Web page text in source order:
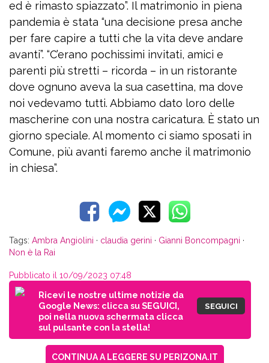
ed è rimasto spiazzato”. Il matrimonio in piena
pandemia è stata “una decisione presa anche
per fare capire a tutti che la vita deve andare
avanti”. “C’erano pochissimi invitati, amici e
parenti più stretti – ricorda – in un ristorante
dove ognuno aveva la sua casettina, ma dove
noi vedevamo tutti. Abbiamo dato loro delle
mascherine con una nostra caricatura. È stato un
giorno speciale. Al momento ci siamo sposati in
Comune, più avanti faremo anche il matrimonio
in chiesa”.
Tags: Ambra Angiolini · claudia gerini · Gianni Boncompagni ·
Non è la Rai
Pubblicato il 10/09/2023 07:48
Ricevi le nostre ultime notizie da
Google News: clicca su SEGUICI,
poi nella nuova schermata clicca
sul pulsante con la stella!
SEGUICI
CONTINUA A LEGGERE SU PERIZONA.IT